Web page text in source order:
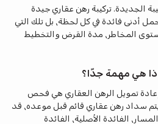
الجديدة. تركيبة رهن عقاري جيدة
أدنى فائدة في كل لحظة، بل تلك التي
المخاطر، مدة القرض والتخطيط
هي مهمة جدًا؟
تمويل الرهن العقاري هي فحص
سداد رهن عقاري قائم قبل موعده، قد
الفائدة الأصلية، الفائدة